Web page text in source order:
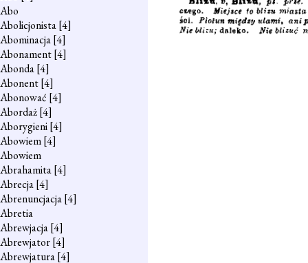
Abo
Abolicjonista[4]
Abominacja[4]
Abonament[4]
Abonda[4]
Abonent[4]
Abonować [4]
Abordaż[4]
Aborygieni[4]
Abowiem[4]
Abowiem
Abrahamita[4]
Abrecja[4]
Abrenuncjacja[4]
Abretia
Abrewjacja[4]
Abrewjator[4]
Abrewjatura[4]